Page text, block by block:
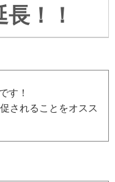
！！
す！
されることをオスス